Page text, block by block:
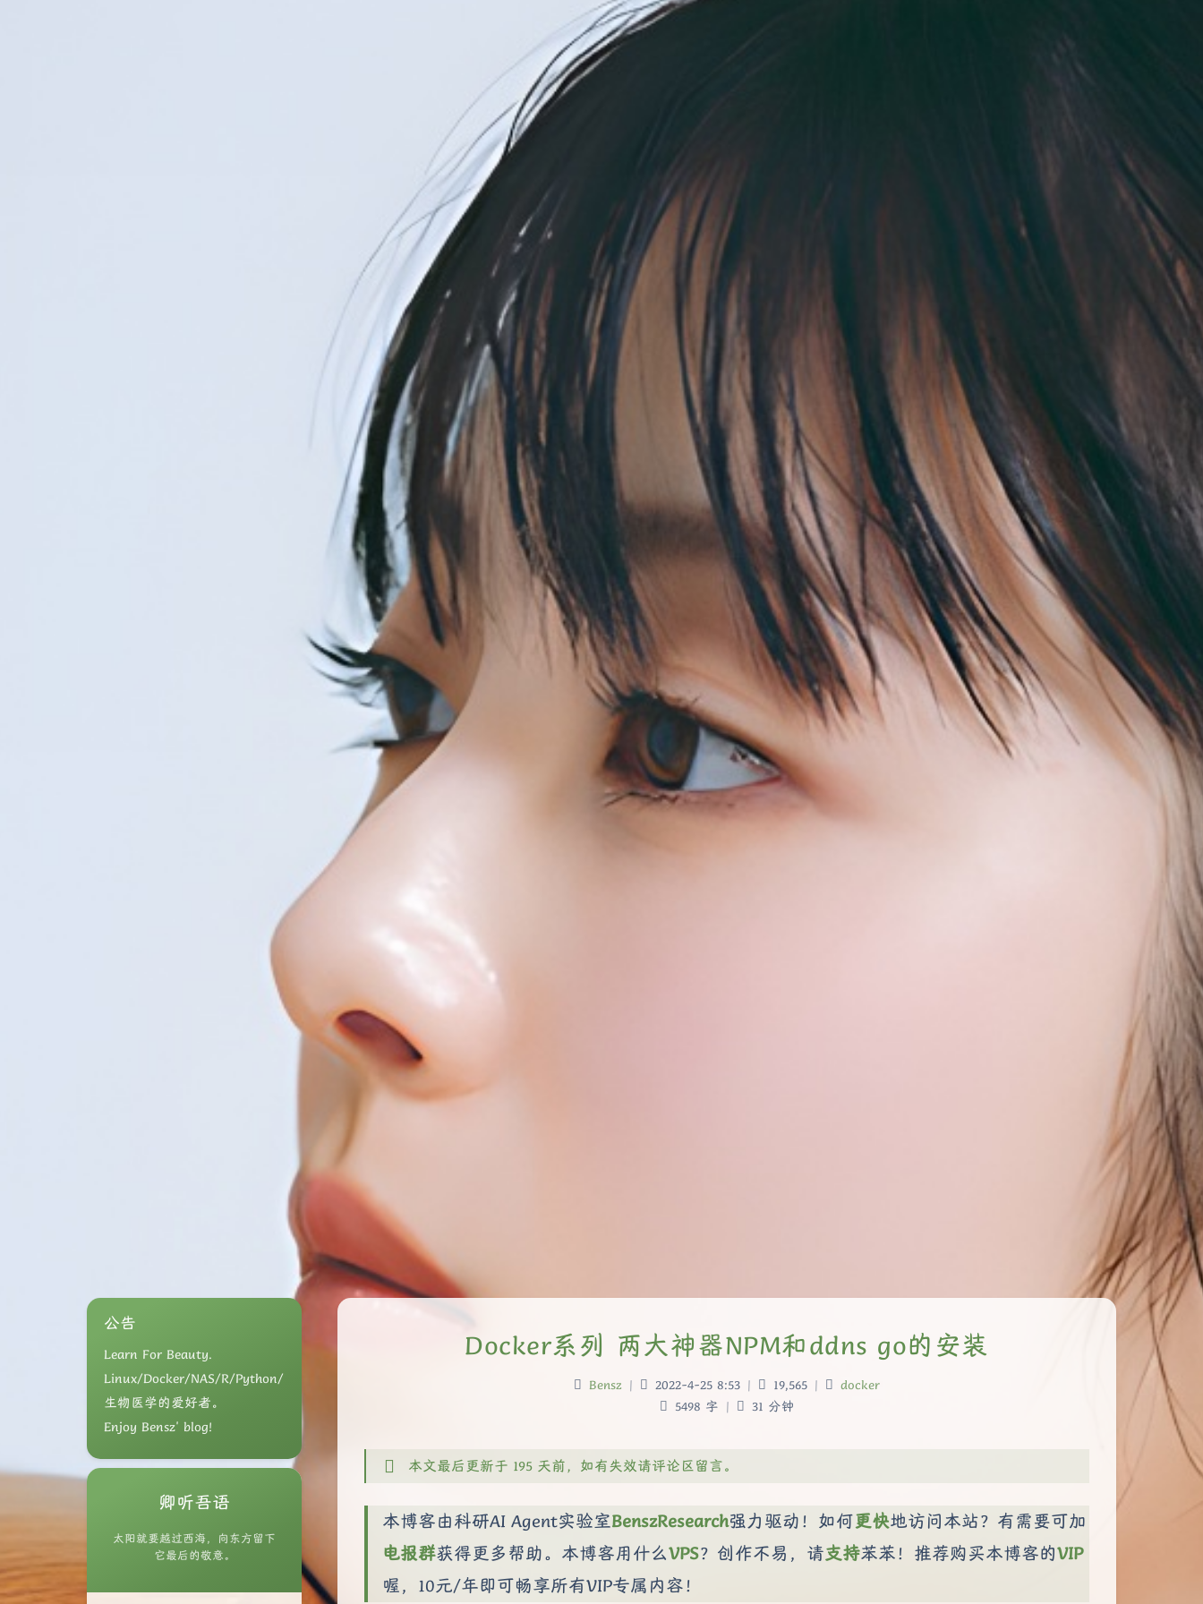
公告
Learn For Beauty.
Linux/Docker/NAS/R/Python/
生物医学的爱好者。
Enjoy Bensz' blog!
卿听吾语
太阳就要越过西海，向东方留下
它最后的敬意。
Docker系列 两大神器NPM和ddns go的安装
Bensz | 2022-4-25 8:53 | 19,565 |
docker
5498 字 | 31 分钟
本文最后更新于 195 天前，如有失效请评论区留言。
本博客由科研AI Agent实验室BenszResearch强力驱动！如何更快地访问本站？有需要可加
电报群获得更多帮助。本博客用什么VPS？创作不易，请支持苯苯！推荐购买本博客的VIP
喔，10元/年即可畅享所有VIP专属内容！